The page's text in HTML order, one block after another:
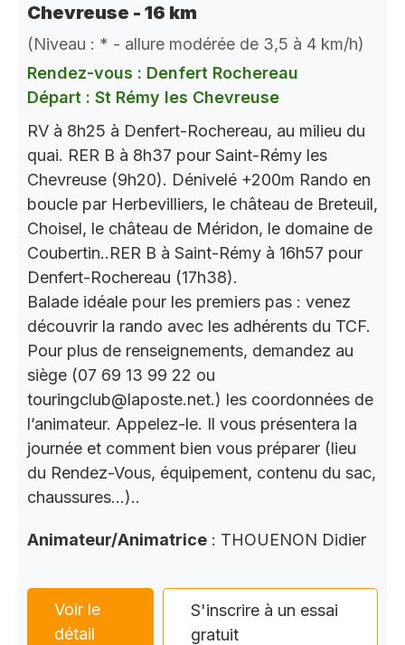
Chevreuse - 16 km
(Niveau : * - allure modérée de 3,5 à 4 km/h)
Rendez-vous : Denfert Rochereau
Départ : St Rémy les Chevreuse
RV à 8h25 à Denfert-Rochereau, au milieu du
quai. RER B à 8h37 pour Saint-Rémy les
Chevreuse (9h20). Dénivelé +200m Rando en
boucle par Herbevilliers, le château de Breteuil,
Choisel, le château de Méridon, le domaine de
Coubertin..RER B à Saint-Rémy à 16h57 pour
Denfert-Rochereau (17h38).
Balade idéale pour les premiers pas : venez
découvrir la rando avec les adhérents du TCF.
Pour plus de renseignements, demandez au
siège (07 69 13 99 22 ou
touringclub@laposte.net.) les coordonnées de
l’animateur. Appelez-le. Il vous présentera la
journée et comment bien vous préparer (lieu
du Rendez-Vous, équipement, contenu du sac,
chaussures…)..
Animateur/Animatrice : THOUENON Didier
Voir le
détail
S'inscrire à un essai
gratuit